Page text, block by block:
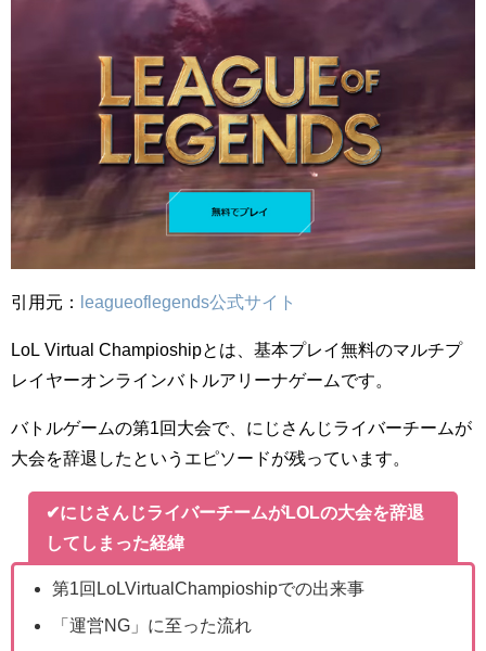
引用元： leagueoflegends公式サイト
LoL Virtual Champioshipとは、基本プレイ無料のマルチプ
レイヤーオンラインバトルアリーナゲームです。
バトルゲームの第1回大会で、にじさんじライバーチームが
大会を辞退したというエピソードが残っています。
✔にじさんじライバーチームがLOLの大会を辞退
してしまった経緯
第1回LoLVirtualChampioshipでの出来事
「運営NG」に至った流れ